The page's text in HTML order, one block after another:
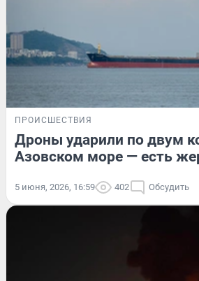
ПРОИСШЕСТВИЯ
Дроны ударили по двум
Азовском море — есть
5 июня, 2026, 16:59 402 Обсудить